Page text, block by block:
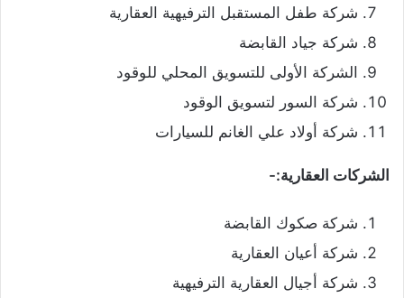
شركة طفل المستقبل الترفيهية العقارية
شركة جياد القابضة
الشركة الأولى للتسويق المحلي للوقود
شركة السور لتسويق الوقود
شركة أولاد علي الغانم للسيارات
الشركات العقارية:-
شركة صكوك القابضة
شركة أعيان العقارية
شركة أجيال العقارية الترفيهية